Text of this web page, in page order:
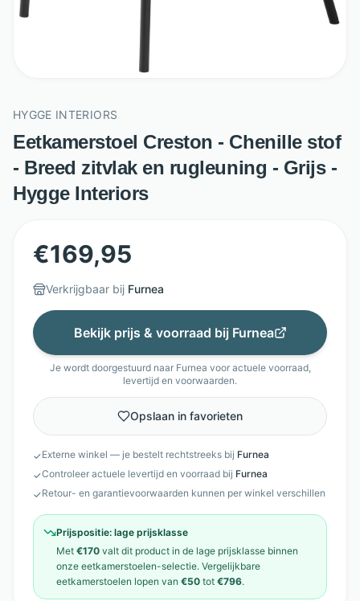
HYGGE INTERIORS
Eetkamerstoel Creston - Chenille stof
- Breed zitvlak en rugleuning - Grijs -
Hygge Interiors
€169,95
Verkrijgbaar bij Furnea
Bekijk prijs & voorraad bij Furnea
Je wordt doorgestuurd naar Furnea voor actuele voorraad,
levertijd en voorwaarden.
Opslaan in favorieten
✓Externe winkel — je bestelt rechtstreeks bij Furnea
✓Controleer actuele levertijd en voorraad bij Furnea
✓Retour- en garantievoorwaarden kunnen per winkel verschillen
Prijspositie: lage prijsklasse
Met €170 valt dit product in de lage prijsklasse binnen
onze eetkamerstoelen-selectie. Vergelijkbare
eetkamerstoelen lopen van €50 tot €796.